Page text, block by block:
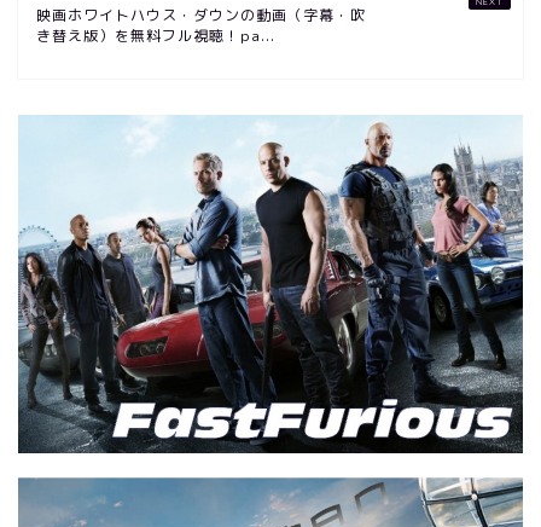
映画ホワイトハウス・ダウンの動画（字幕・吹
き替え版）を無料フル視聴！pa...